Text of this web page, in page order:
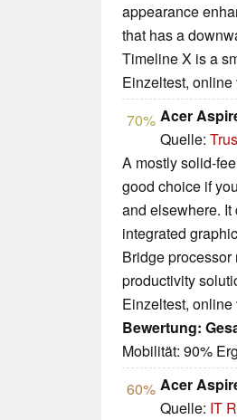
appearance
that has a
Timeline X is a
Einzeltest, online
70% Acer
Quelle:
A mostly solid-
good choice if
and elsewhere.
integrated
Bridge
productivity
Einzeltest, online
Bewertung:
Mobilität: 90%
60% Acer
Quelle: IT